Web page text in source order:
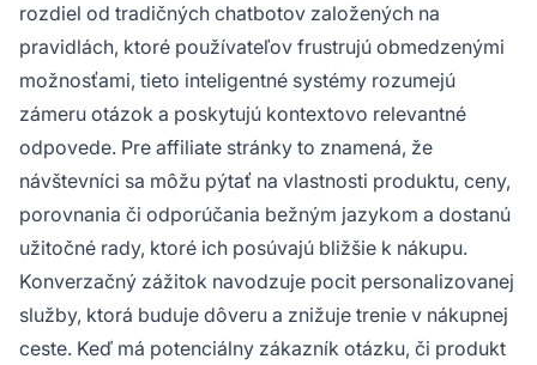
rozdiel od tradičných chatbotov založených na
pravidlách, ktoré používateľov frustrujú obmedzenými
možnosťami, tieto inteligentné systémy rozumejú
zámeru otázok a poskytujú kontextovo relevantné
odpovede. Pre affiliate stránky to znamená, že
návštevníci sa môžu pýtať na vlastnosti produktu, ceny,
porovnania či odporúčania bežným jazykom a dostanú
užitočné rady, ktoré ich posúvajú bližšie k nákupu.
Konverzačný zážitok navodzuje pocit personalizovanej
služby, ktorá buduje dôveru a znižuje trenie v nákupnej
ceste. Keď má potenciálny zákazník otázku, či produkt